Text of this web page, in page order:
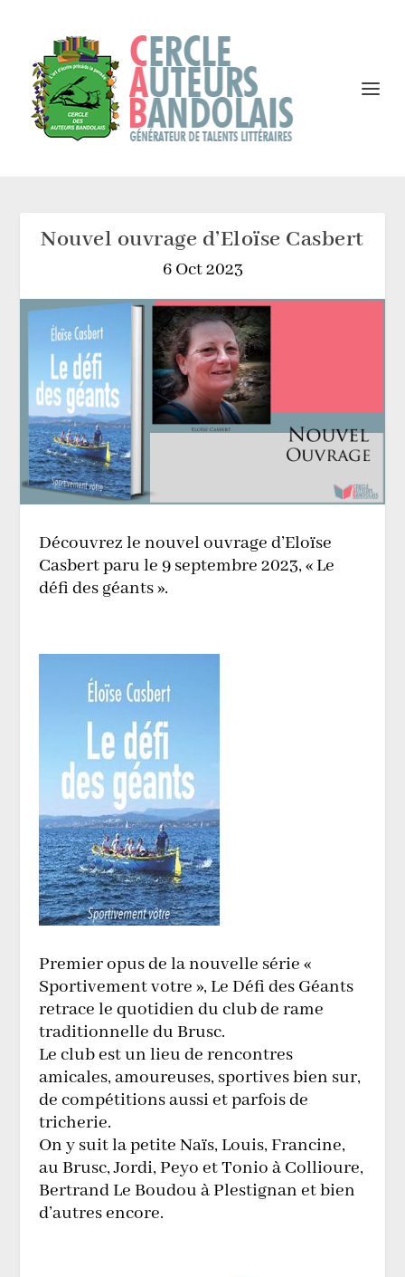
Nouvel ouvrage d’Eloïse Casbert
6 Oct 2023
Découvrez le nouvel ouvrage d’Eloïse
Casbert paru le 9 septembre 2023, « Le
défi des géants ».
​Premier opus de la nouvelle série «
Sportivement votre », Le Défi des Géants
retrace le quotidien du club de rame
traditionnelle du Brusc.
Le club est un lieu de rencontres
amicales, amoureuses, sportives bien sur,
de compétitions aussi et parfois de
tricherie.
On y suit la petite Naïs, Louis, Francine,
au Brusc, Jordi, Peyo et Tonio à Collioure,
Bertrand Le Boudou à Plestignan et bien
d’autres encore.